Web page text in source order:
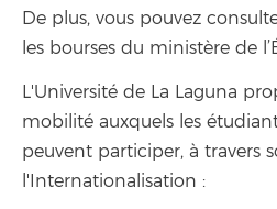
De plus, vous pouvez
les bourses du ministère de
L'Université de La Laguna
mobilité auxquels les
peuvent participer, à travers
l'Internationalisation :